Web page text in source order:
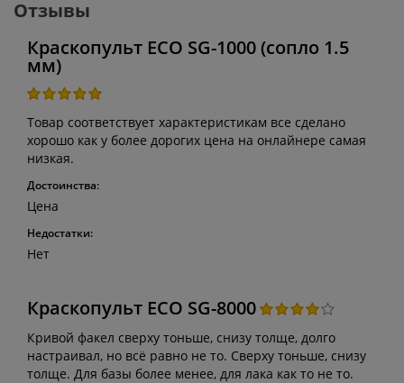
Отзывы
Краскопульт ECO SG-1000 (сопло 1.5
мм)
Товар соответствует характеристикам все сделано
хорошо как у более дорогих цена на онлайнере самая
низкая.
Достоинства:
Цена
Недостатки:
Нет
Краскопульт ECO SG-8000
Кривой факел сверху тоньше, снизу толще, долго
настраивал, но всё равно не то. Сверху тоньше, снизу
толще. Для базы более менее, для лака как то не то.